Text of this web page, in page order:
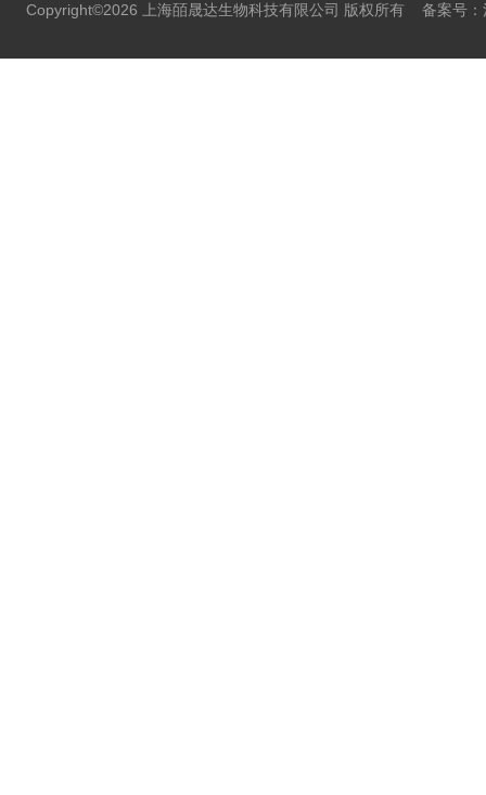
Copyright©2026 上海皕晟达生物科技有限公司 版权所有 备案号